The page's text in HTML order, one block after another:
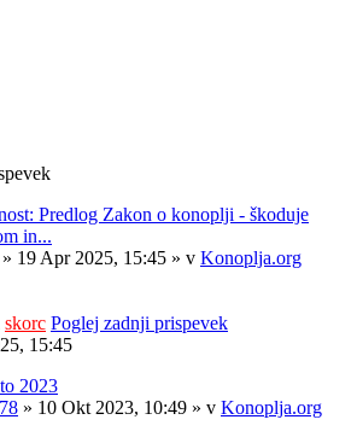
Predlog Zakon o konoplji - škoduje
in...
» 19 Apr 2025, 15:45 » v Konoplja.org
skorc Poglej zadnji prispevek
15:45
2023
» 10 Okt 2023, 10:49 » v Konoplja.org